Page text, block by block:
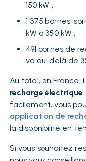
150 kW ;
1 375 bornes,
kW à 350 kW ;
491 bornes de
va au-delà de
Au total, en France,
recharge électrique
facilement, vous
application de
la disponibilité en
Si vous souhaitez